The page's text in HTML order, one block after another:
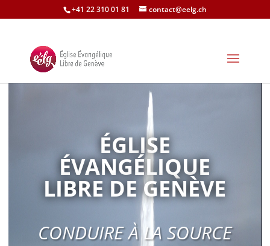
+41 22 310 01 81 contact@eelg.ch
ÉGLISE
ÉVANGÉLIQUE
LIBRE DE GENÈVE
CONDUIRE À LA SOURCE